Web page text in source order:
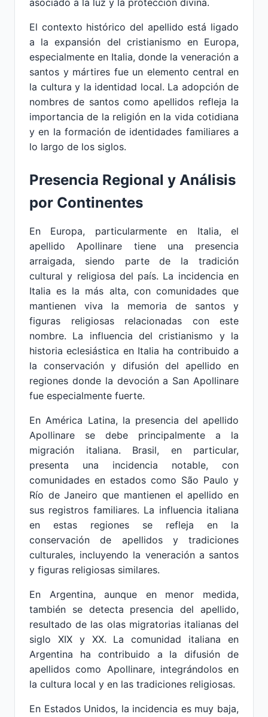
asociado a la luz y la protección divina.
El contexto histórico del apellido está ligado
a la expansión del cristianismo en Europa,
especialmente en Italia, donde la veneración a
santos y mártires fue un elemento central en
la cultura y la identidad local. La adopción de
nombres de santos como apellidos refleja la
importancia de la religión en la vida cotidiana
y en la formación de identidades familiares a
lo largo de los siglos.
Presencia Regional y Análisis
por Continentes
En Europa, particularmente en Italia, el
apellido Apollinare tiene una presencia
arraigada, siendo parte de la tradición
cultural y religiosa del país. La incidencia en
Italia es la más alta, con comunidades que
mantienen viva la memoria de santos y
figuras religiosas relacionadas con este
nombre. La influencia del cristianismo y la
historia eclesiástica en Italia ha contribuido a
la conservación y difusión del apellido en
regiones donde la devoción a San Apollinare
fue especialmente fuerte.
En América Latina, la presencia del apellido
Apollinare se debe principalmente a la
migración italiana. Brasil, en particular,
presenta una incidencia notable, con
comunidades en estados como São Paulo y
Río de Janeiro que mantienen el apellido en
sus registros familiares. La influencia italiana
en estas regiones se refleja en la
conservación de apellidos y tradiciones
culturales, incluyendo la veneración a santos
y figuras religiosas similares.
En Argentina, aunque en menor medida,
también se detecta presencia del apellido,
resultado de las olas migratorias italianas del
siglo XIX y XX. La comunidad italiana en
Argentina ha contribuido a la difusión de
apellidos como Apollinare, integrándolos en
la cultura local y en las tradiciones religiosas.
En Estados Unidos, la incidencia es muy baja,